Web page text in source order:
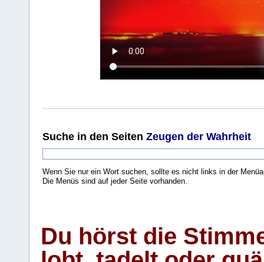
Suche in den Seiten Zeugen der Wahrheit
Wenn Sie nur ein Wort suchen, sollte es nicht links in der
Die Menüs sind auf jeder Seite vorhanden..
Du hörst die